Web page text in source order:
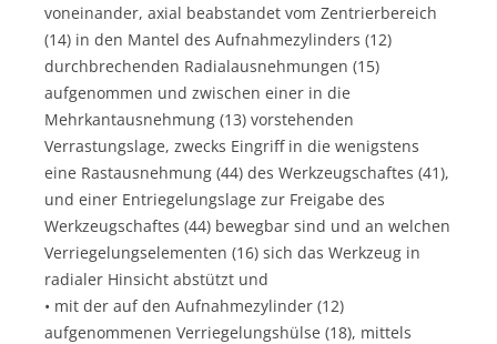
voneinander, axial beabstandet vom Zentrierbereich
(14) in den Mantel des Aufnahmezylinders (12)
durchbrechenden Radialausnehmungen (15)
aufgenommen und zwischen einer in die
Mehrkantausnehmung (13) vorstehenden
Verrastungslage, zwecks Eingriff in die wenigstens
eine Rastausnehmung (44) des Werkzeugschaftes (41),
und einer Entriegelungslage zur Freigabe des
Werkzeugschaftes (44) bewegbar sind und an welchen
Verriegelungselementen (16) sich das Werkzeug in
radialer Hinsicht abstützt und
• mit der auf den Aufnahmezylinder (12)
aufgenommenen Verriegelungshülse (18), mittels